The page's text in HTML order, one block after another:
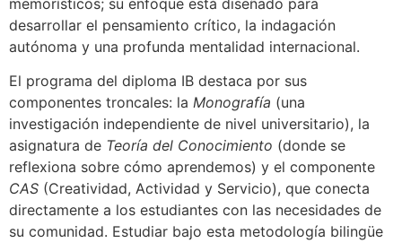
memorísticos; su enfoque está diseñado para
desarrollar el pensamiento crítico, la indagación
autónoma y una profunda mentalidad internacional.
El programa del diploma IB destaca por sus
componentes troncales: la Monografía (una
investigación independiente de nivel universitario), la
asignatura de Teoría del Conocimiento (donde se
reflexiona sobre cómo aprendemos) y el componente
CAS (Creatividad, Actividad y Servicio), que conecta
directamente a los estudiantes con las necesidades de
su comunidad. Estudiar bajo esta metodología bilingüe